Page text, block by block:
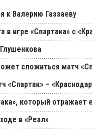
к Валерию Газзаеву
в игре «Спартака» с
сложиться матч
«Спартак» –
который
в «Реал»